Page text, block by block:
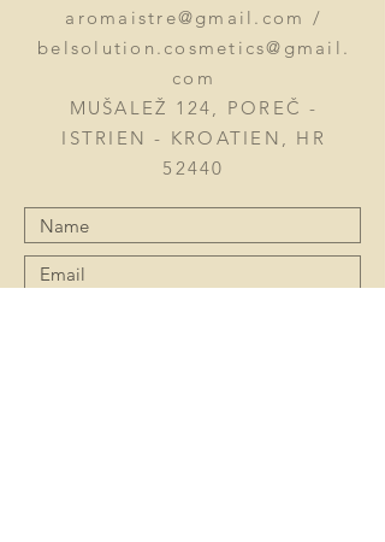
aromaistre@gmail.com /
belsolution.cosmetics@gmail.
com
MUŠALEŽ 124, POREČ -
ISTRIEN - KROATIEN, HR
52440